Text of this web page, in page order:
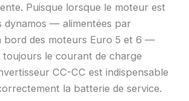
Puisque lorsque le moteur est
dynamos — alimentées par
bord des moteurs Euro 5 et 6 —
toujours le courant de charge
CC-CC est indispensable
la batterie de service.